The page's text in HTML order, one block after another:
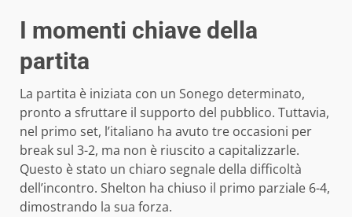
I momenti chiave della
partita
La partita è iniziata con un Sonego determinato,
pronto a sfruttare il supporto del pubblico. Tuttavia,
nel primo set, l’italiano ha avuto tre occasioni per
break sul 3-2, ma non è riuscito a capitalizzarle.
Questo è stato un chiaro segnale della difficoltà
dell’incontro. Shelton ha chiuso il primo parziale 6-4,
dimostrando la sua forza.